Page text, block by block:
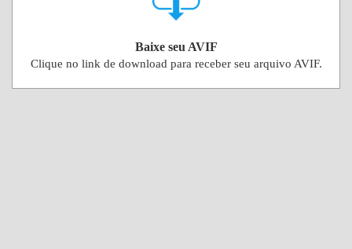
Baixe seu AVIF
Clique no link de download para receber seu arquivo AVIF.